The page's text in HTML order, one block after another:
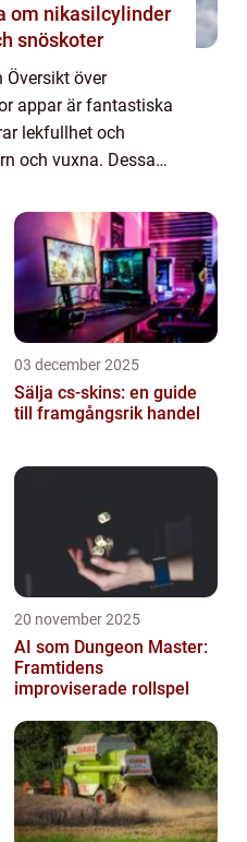
om nikasilcylinder
snöskoter
Översikt över
appar är fantastiska
lekfullhet och
och vuxna. Dessa
mönster geno...
03 december 2025
Sälja cs-skins: en guide
till framgångsrik handel
20 november 2025
AI som Dungeon Master:
Framtidens
improviserade rollspel